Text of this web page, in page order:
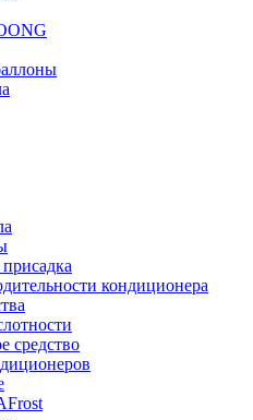
кондиционера
средство